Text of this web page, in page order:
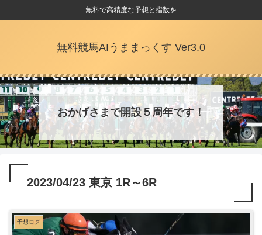
無料で高精度な予想と指数を
無料競馬AIうままっくす Ver3.0
おかげさまで開設５周年です！
2023/04/23 東京 1R～6R
予想ログ